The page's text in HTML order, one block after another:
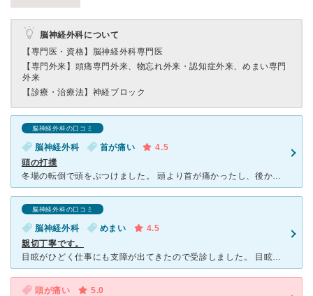
脳神経外科について
【専門医・資格】 脳神経外科専門医
【専門外来】 頭痛専門外来、物忘れ外来・認知症外来、めまい専門
外来
【診療・治療法】 神経ブロック
脳神経外科の口コミ
脳神経外科 首が痛い
4.5
頭の打撲
冬場の転倒で頭をぶつけました。 頭より首が痛かったし、後から出ると 心配なので、脳外科を受診しました。 遅くまで開いていて、 夕方でも、レントゲンやCTをしてもらえます。 先生は丁寧に説明し
脳神経外科の口コミ
脳神経外科 めまい
4.5
親切丁寧です。
目眩がひどく仕事にも支障が出てきたので受診しました。 目眩の検査で脳の異常か耳の異常であるとの事で、まずはMRIの検査を進められました。 その日は目眩の検査と診察で終わり次回MRIの予約を入れまし
頭が痛い
5.0